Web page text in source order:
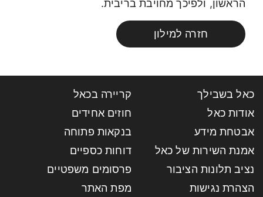
הראשון, ולפיכך מחויבת בריבית.
חזרה למילון
כאל בשבילך
קריירה בכאל
אודות כאל
חוזים אחידים
אבטחת מידע
בנקאות פתוחה
אמנת השירות של כאל
דוחות כספיים
נציב תלונות הציבור
פרסומים משפטיים
הצהרת נגישות
מפת האתר